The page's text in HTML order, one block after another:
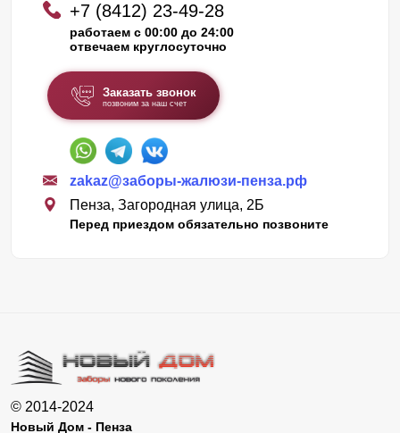
+7 (8412) 23-49-28
работаем с 00:00 до 24:00
отвечаем круглосуточно
Заказать звонок
позвоним за наш счет
zakaz@заборы-жалюзи-пенза.рф
Пенза, Загородная улица, 2Б
Перед приездом обязательно позвоните
© 2014-2024
Новый Дом - Пенза